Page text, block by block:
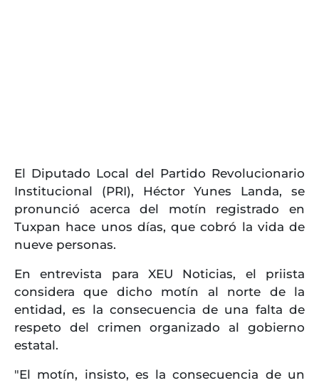
El Diputado Local del Partido Revolucionario
Institucional (PRI), Héctor Yunes Landa, se
pronunció acerca del motín registrado en
Tuxpan hace unos días, que cobró la vida de
nueve personas.
En entrevista para XEU Noticias, el priista
considera que dicho motín al norte de la
entidad, es la consecuencia de una falta de
respeto del crimen organizado al gobierno
estatal.
"El motín, insisto, es la consecuencia de un